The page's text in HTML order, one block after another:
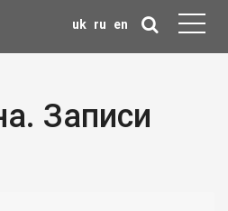
uk ru en
Записи